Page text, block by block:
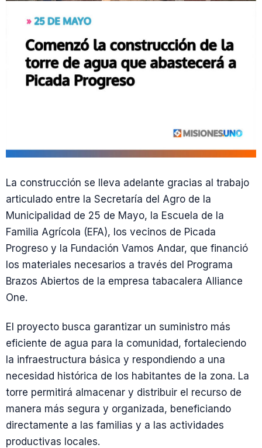
La construcción se lleva adelante gracias al trabajo
articulado entre la Secretaría del Agro de la
Municipalidad de 25 de Mayo, la Escuela de la
Familia Agrícola (EFA), los vecinos de Picada
Progreso y la Fundación Vamos Andar, que financió
los materiales necesarios a través del Programa
Brazos Abiertos de la empresa tabacalera Alliance
One.
El proyecto busca garantizar un suministro más
eficiente de agua para la comunidad, fortaleciendo
la infraestructura básica y respondiendo a una
necesidad histórica de los habitantes de la zona. La
torre permitirá almacenar y distribuir el recurso de
manera más segura y organizada, beneficiando
directamente a las familias y a las actividades
productivas locales.